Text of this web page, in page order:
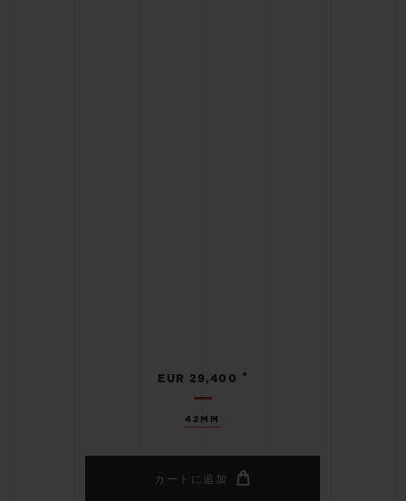
42MM
EUR 29,400 •
カートに追加